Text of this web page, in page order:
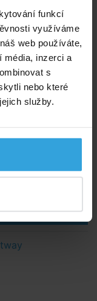
funkcí
využíváme
web používáte,
média, inzerci a
s
nebo které
služby.
x 3m